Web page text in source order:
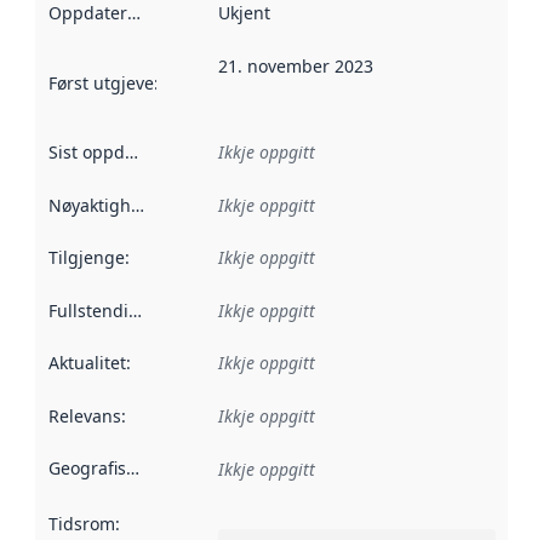
Oppdateringsfrekvens :
Ukjent
Først utgjeve:
21. november 2023
Sist oppdatert Ikkje oppgitt
Nøyaktigheit Ikkje oppgitt
Tilgjenge: Ikkje oppgitt
Fullstendigheit Ikkje oppgitt
Aktualitet: Ikkje oppgitt
Relevans: Ikkje oppgitt
Geografisk område Ikkje oppgitt
Tidsrom: